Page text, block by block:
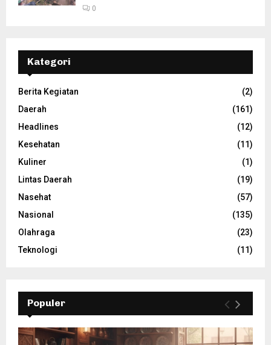
0
Kategori
Berita Kegiatan
(2)
Daerah
(161)
Headlines
(12)
Kesehatan
(11)
Kuliner
(1)
Lintas Daerah
(19)
Nasehat
(57)
Nasional
(135)
Olahraga
(23)
Teknologi
(11)
Populer